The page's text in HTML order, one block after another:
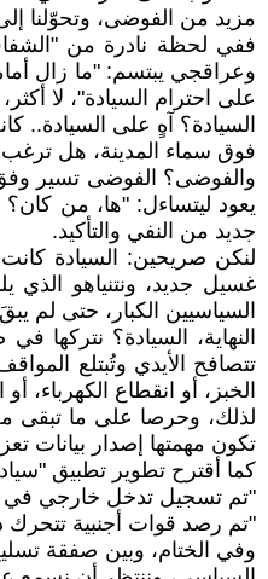
مزيد من الفوضى، وتحوّلنا
ففي لحظة نادرة من
وعراقجي يبتسم: "ما زال
على احترام السيادة"، لا
السيادة؟ آهٍ على السيادة..
فوق سماء المدينة، هل
والفوضى؟ الفوضى تسير وفق
يعود ليتساءل: "ها، من كان؟
جديد من النفي والتأكيد.
لنكن صريحين: السيادة
غسيل جديد، ونتنياهو
السياسيين الكبار، حتى لم
النهاية، السيادة؟
تتصافح الأيدي وتُبتلع
الخبز، أو انقطاع الكهرباء،
لذلك، وحرصا على ما تبقى
تكون مهمتها إصدار بيانات
كما أقترح تطوير تطبيق
"تم تسجيل تدخل خارجي
"تم رصد قوات أجنبية
وفي الختام، وبين صفقة